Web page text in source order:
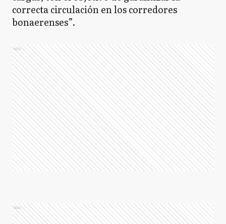
correcta circulación en los corredores
bonaerenses”.
Ads
Ads